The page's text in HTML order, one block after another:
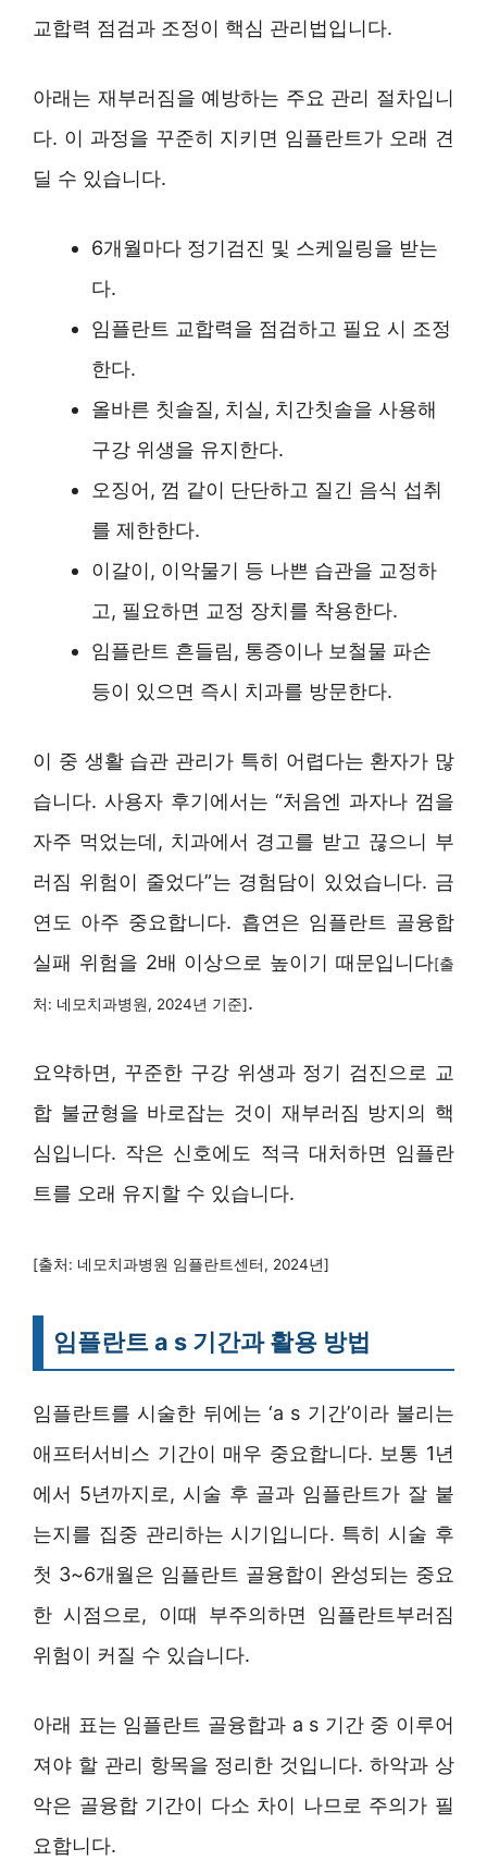
교합력 점검과 조정이 핵심 관리법입니다.
아래는 재부러짐을 예방하는 주요 관리 절차입니
다. 이 과정을 꾸준히 지키면 임플란트가 오래 견
딜 수 있습니다.
6개월마다 정기검진 및 스케일링을 받는
다.
임플란트 교합력을 점검하고 필요 시 조정
한다.
올바른 칫솔질, 치실, 치간칫솔을 사용해
구강 위생을 유지한다.
오징어, 껌 같이 단단하고 질긴 음식 섭취
를 제한한다.
이갈이, 이악물기 등 나쁜 습관을 교정하
고, 필요하면 교정 장치를 착용한다.
임플란트 흔들림, 통증이나 보철물 파손
등이 있으면 즉시 치과를 방문한다.
이 중 생활 습관 관리가 특히 어렵다는 환자가 많
습니다. 사용자 후기에서는 “처음엔 과자나 껌을
자주 먹었는데, 치과에서 경고를 받고 끊으니 부
러짐 위험이 줄었다”는 경험담이 있었습니다. 금
연도 아주 중요합니다. 흡연은 임플란트 골융합
실패 위험을 2배 이상으로 높이기 때문입니다[출
처: 네모치과병원, 2024년 기준].
요약하면, 꾸준한 구강 위생과 정기 검진으로 교
합 불균형을 바로잡는 것이 재부러짐 방지의 핵
심입니다. 작은 신호에도 적극 대처하면 임플란
트를 오래 유지할 수 있습니다.
[출처: 네모치과병원 임플란트센터, 2024년]
임플란트 a s 기간과 활용 방법
임플란트를 시술한 뒤에는 ‘a s 기간’이라 불리는
애프터서비스 기간이 매우 중요합니다. 보통 1년
에서 5년까지로, 시술 후 골과 임플란트가 잘 붙
는지를 집중 관리하는 시기입니다. 특히 시술 후
첫 3~6개월은 임플란트 골융합이 완성되는 중요
한 시점으로, 이때 부주의하면 임플란트부러짐
위험이 커질 수 있습니다.
아래 표는 임플란트 골융합과 a s 기간 중 이루어
져야 할 관리 항목을 정리한 것입니다. 하악과 상
악은 골융합 기간이 다소 차이 나므로 주의가 필
요합니다.